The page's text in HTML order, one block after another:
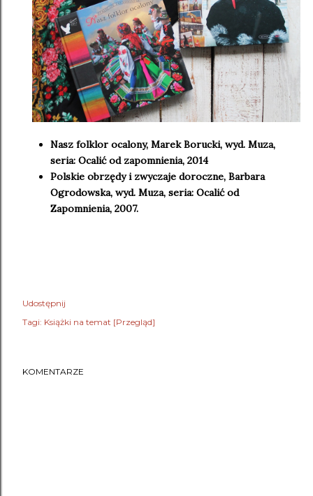
Nasz folklor ocalony, Marek Borucki, wyd. Muza,
seria: Ocalić od zapomnienia, 2014
Polskie obrzędy i zwyczaje doroczne, Barbara
Ogrodowska, wyd. Muza, seria: Ocalić od
Zapomnienia, 2007.
Udostępnij
Tagi: Książki na temat [Przegląd]
KOMENTARZE